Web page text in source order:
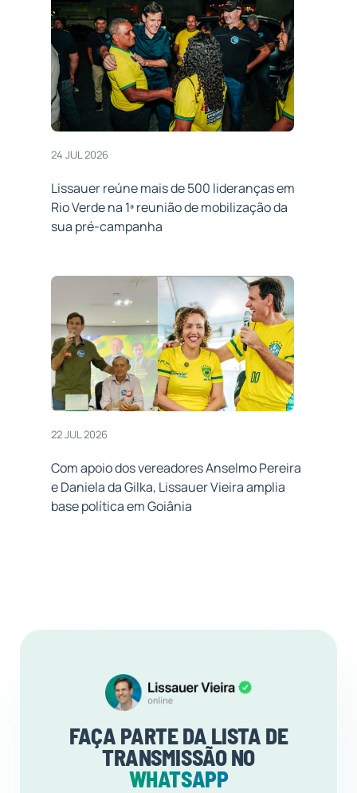
24 JUL 2026
Lissauer reúne mais de 500 lideranças em
Rio Verde na 1ª reunião de mobilização da
sua pré-campanha
22 JUL 2026
Com apoio dos vereadores Anselmo Pereira
e Daniela da Gilka, Lissauer Vieira amplia
base política em Goiânia
FAÇA PARTE DA LISTA DE
TRANSMISSÃO NO
WHATSAPP